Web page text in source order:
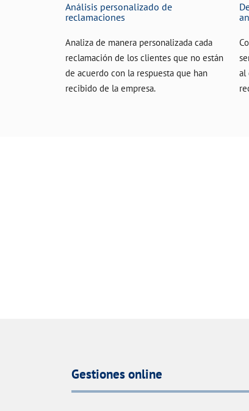
Análisis personalizado de
reclamaciones
Analiza de manera personalizada cada
reclamación de los clientes que no están
de acuerdo con la respuesta que han
recibido de la empresa.
al
Gestiones online